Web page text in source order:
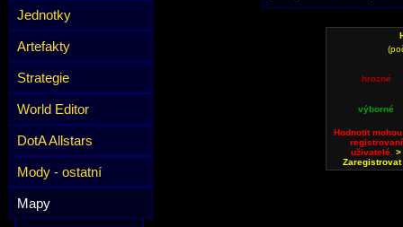
Jednotky
Artefakty
Strategie
World Editor
DotA Allstars
Mody - ostatní
Mapy
hrozné
výborné
Hodnotit
registrovaní
uživatelé.>
Zaregistrovat